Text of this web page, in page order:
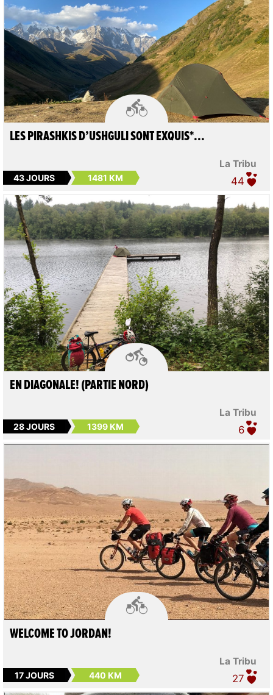

La Tribu
LES PIRASHKIS D’USHGULI SONT EXQUIS*...
43 JOURS 1481 KM 44

La Tribu
EN DIAGONALE! (PARTIE NORD)
28 JOURS 1399 KM 6

La Tribu
WELCOME TO JORDAN!
17 JOURS 440 KM 27